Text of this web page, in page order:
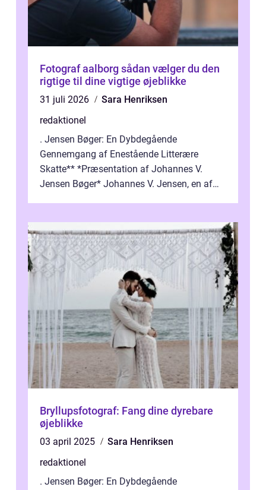
Fotograf aalborg sådan vælger du den
rigtige til dine vigtige øjeblikke
31 juli 2026
Sara Henriksen
redaktionel
. Jensen Bøger: En Dybdegående
Gennemgang af Enestående Litterære
Skatte** *Præsentation af Johannes V.
Jensen Bøger* Johannes V. Jensen, en af
Bryllupsfotograf: Fang dine dyrebare
øjeblikke
03 april 2025
Sara Henriksen
redaktionel
. Jensen Bøger: En Dybdegående